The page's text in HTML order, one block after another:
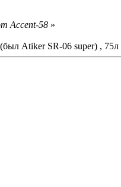
Accent-58 »
Atiker SR-06 super) , 75л